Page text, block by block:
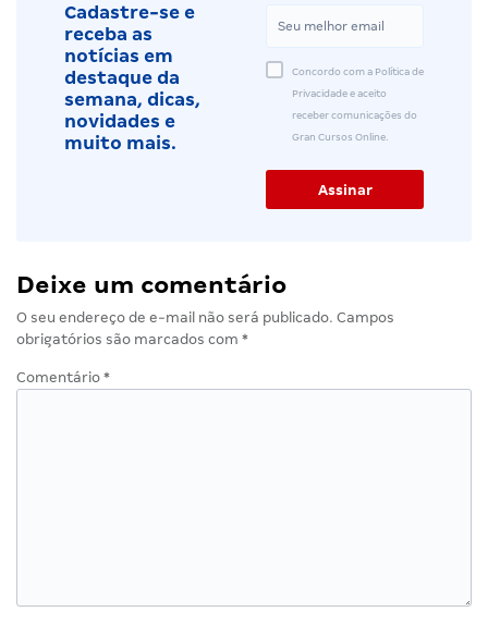
Cadastre-se e
receba as
notícias em
destaque da
semana, dicas,
novidades e
muito mais.
Concordo com a Política de
Privacidade e aceito
receber comunicações do
Gran Cursos Online.
Deixe um comentário
O seu endereço de e-mail não será publicado. Campos
obrigatórios são marcados com *
Comentário *